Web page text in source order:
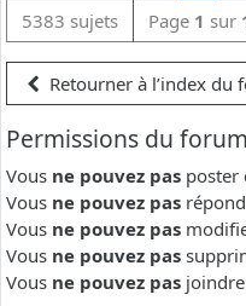
5383 sujets
Page 1 sur
Retourner à l’index du
Permissions du forum
Vous ne pouvez pas poster
Vous ne pouvez pas
Vous ne pouvez pas
Vous ne pouvez pas
Vous ne pouvez pas